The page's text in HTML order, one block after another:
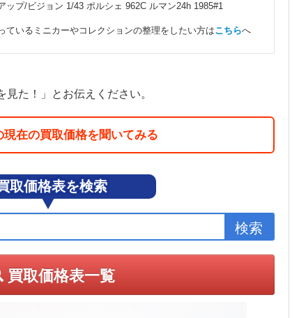
ップ/ビジョン 1/43 ポルシェ 962C ルマン24h 1985#1
ているミニカーやコレクションの整理をしたい方はこちらへ
た！」とお伝えください。
現在の買取価格を聞いてみる
取価格表を検索
買取価格表一覧